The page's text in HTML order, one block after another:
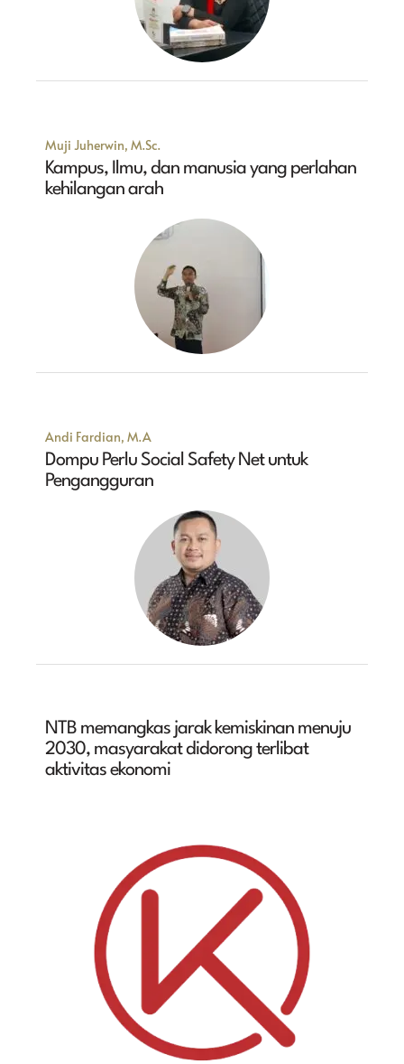
Muji Juherwin, M.Sc.
Kampus, Ilmu, dan manusia yang perlahan
kehilangan arah
Andi Fardian, M.A
Dompu Perlu Social Safety Net untuk
Pengangguran
NTB memangkas jarak kemiskinan menuju
2030, masyarakat didorong terlibat
aktivitas ekonomi